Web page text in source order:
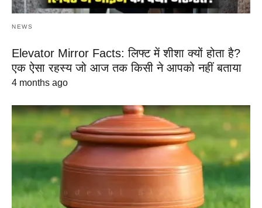
NEWS
Elevator Mirror Facts: लिफ्ट में शीशा क्यों होता है?
एक ऐसा रहस्य जो आज तक किसी ने आपको नहीं बताया
4 months ago